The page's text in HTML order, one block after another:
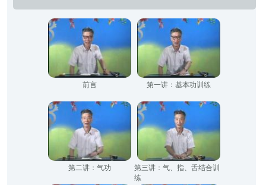
前言 第一讲：基本功训练
第二讲：气功
第三讲：气、指、舌结合训
练